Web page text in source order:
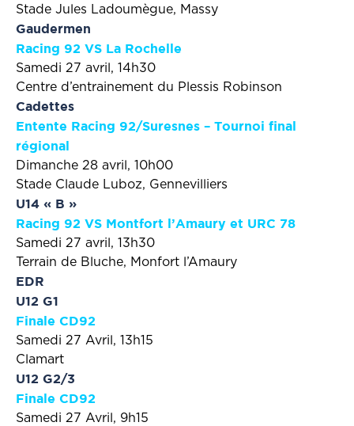
Stade Jules Ladoumègue, Massy
Gaudermen
Racing 92 VS La Rochelle
Samedi 27 avril, 14h30
Centre d’entrainement du Plessis Robinson
Cadettes
Entente Racing 92/Suresnes – Tournoi final
régional
Dimanche 28 avril, 10h00
Stade Claude Luboz, Gennevilliers
U14 « B »
Racing 92 VS Montfort l’Amaury et URC 78
Samedi 27 avril, 13h30
Terrain de Bluche, Monfort l’Amaury
EDR
U12 G1
Finale CD92
Samedi 27 Avril, 13h15
Clamart
U12 G2/3
Finale CD92
Samedi 27 Avril, 9h15